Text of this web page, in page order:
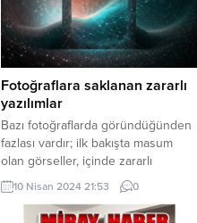
Fotoğraflara saklanan zararlı
yazılımlar
Bazı fotoğraflarda göründüğünden
fazlası vardır; ilk bakışta masum
olan görseller, içinde zararlı
yazılımlar barındırabilirler. Dijital
güvenlik şirketi ESET güncelleme
ve yamaların her zaman yapılması
10 Nisan 2024 21:53 0